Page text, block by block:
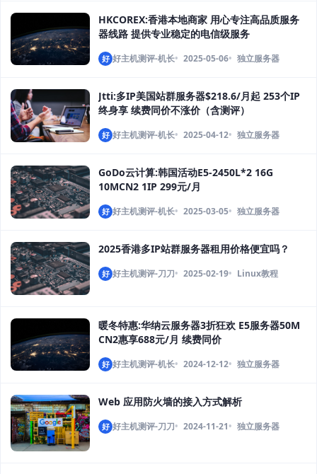
HKCOREX:香港本地商家 用心专注高品质服务
器线路 提供专业稳定的电信级服务
好 好主机测评-机长 2025-05-06 独立服务器
Jtti:多IP美国站群服务器$218.6/月起 253个IP
终身享 续费同价不涨价（含测评）
好 好主机测评-机长 2025-04-12 独立服务器
GoDo云计算:韩国活动E5-2450L*2 16G
10MCN2 1IP 299元/月
好 好主机测评-机长 2025-03-05 独立服务器
2025香港多IP站群服务器租用价格便宜吗？
好 好主机测评-刀刀 2025-02-19 Linux教程
暖冬特惠:华纳云服务器3折狂欢 E5服务器50M
CN2惠享688元/月 续费同价
好 好主机测评-机长 2024-12-12 独立服务器
Web 应用防火墙的接入方式解析
好 好主机测评-刀刀 2024-11-21 独立服务器